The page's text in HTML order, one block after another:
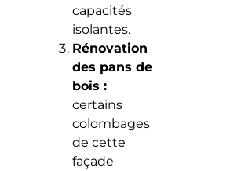
capacités
isolantes.
Rénovation
des pans de
bois :
certains
colombages
de cette
façade